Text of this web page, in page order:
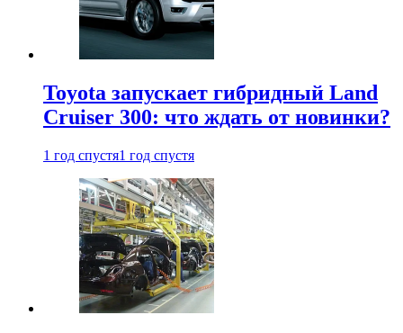
Toyota запускает гибридный Land
Cruiser 300: что ждать от новинки?
1 год спустя1 год спустя